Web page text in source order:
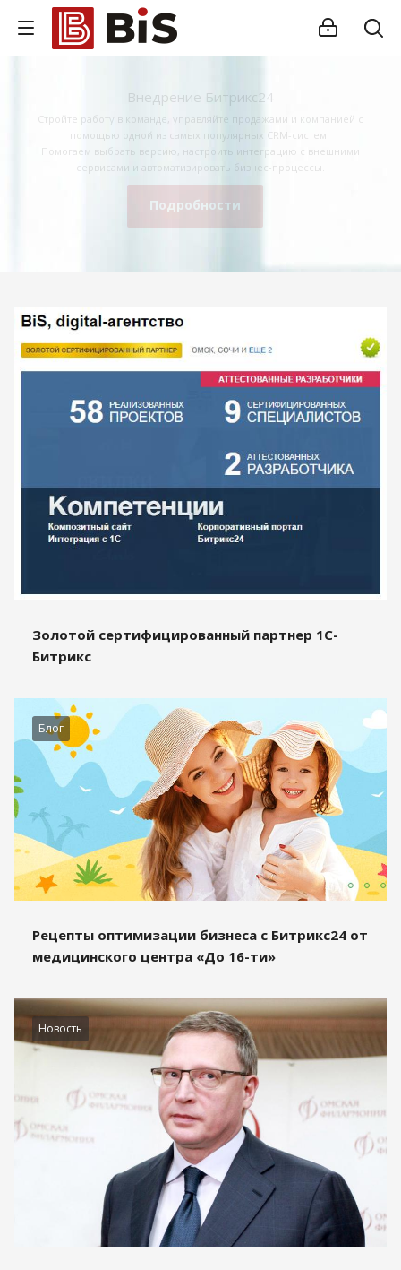
Внедрение Битрикс24
Стройте работу в команде, управляйте продажами и компанией с
помощью одной из самых популярных CRM-систем.
Помогаем выбрать версию, настроить интеграцию с внешними
сервисами и автоматизировать бизнес-процессы.
Подробности
Золотой сертифицированный партнер 1С-
Битрикс
Блог
Рецепты оптимизации бизнеса с Битрикс24 от
медицинского центра «До 16-ти»
Новость